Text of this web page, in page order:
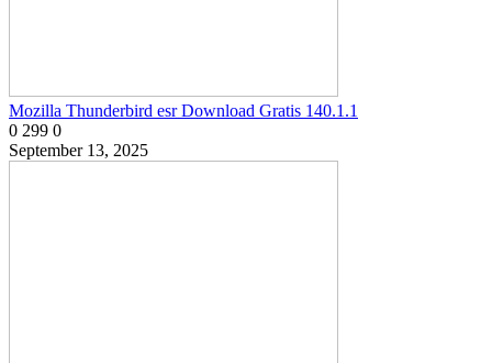
Mozilla Thunderbird esr Download Gratis 140.1.1
0 299 0
September 13, 2025